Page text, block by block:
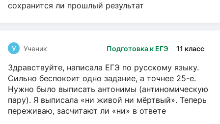
сохранится ли прошлый результат
Подготовка к ЕГЭ 11 класс
У Ученик
Здравствуйте, написала ЕГЭ по русскому языку.
Сильно беспокоит одно задание, а точнее 25-е.
Нужно было выписать антонимы (антиномическую
пару). Я выписала «ни живой ни мёртвый». Теперь
переживаю, засчитают ли «ни» в ответе